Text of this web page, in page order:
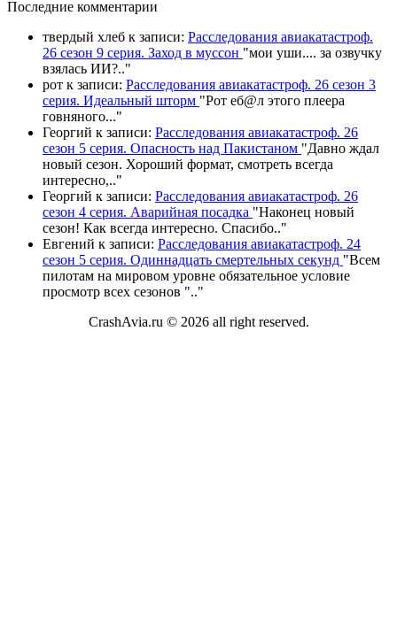
Последние комментарии
твердый хлеб к записи: Расследования авиакатастроф.
26 сезон 9 серия. Заход в муссон "мои уши.... за озвучку
взялась ИИ?.."
рот к записи: Расследования авиакатастроф. 26 сезон 3
серия. Идеальный шторм "Рот еб@л этого плеера
говняного..."
Георгий к записи: Расследования авиакатастроф. 26
сезон 5 серия. Опасность над Пакистаном "Давно ждал
новый сезон. Хороший формат, смотреть всегда
интересно,.."
Георгий к записи: Расследования авиакатастроф. 26
сезон 4 серия. Аварийная посадка "Наконец новый
сезон! Как всегда интересно. Спасибо.."
Евгений к записи: Расследования авиакатастроф. 24
сезон 5 серия. Одиннадцать смертельных секунд "Всем
пилотам на мировом уровне обязательное условие
просмотр всех сезонов ".."
CrashAvia.ru © 2026 all right reserved.